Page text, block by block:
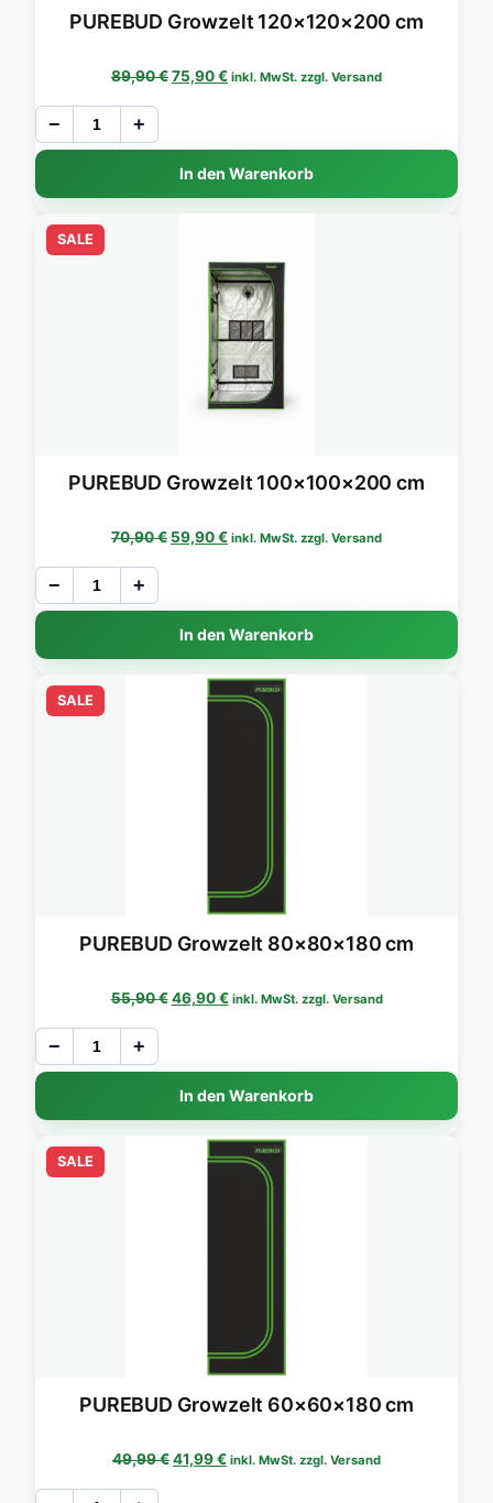
PUREBUD Growzelt 120×120×200 cm
89,90€Ursprünglicher Preis war: 89,90 €
75,90€Aktueller Preis ist: 75,90 €.
inkl. MwSt. zzgl. Versand
− +
In den Warenkorb
SALE
PUREBUD Growzelt 100×100×200 cm
70,90€ Ursprünglicher Preis war: 70,90 €
59,90€Aktueller Preis ist: 59,90 €.
inkl. MwSt. zzgl. Versand
− +
In den Warenkorb
SALE
PUREBUD Growzelt 80×80×180 cm
55,90€ Ursprünglicher Preis war: 55,90 €
46,90€Aktueller Preis ist: 46,90 €.
inkl. MwSt. zzgl. Versand
− +
In den Warenkorb
SALE
PUREBUD Growzelt 60×60×180 cm
49,99€Ursprünglicher Preis war: 49,99 €
41,99€Aktueller Preis ist: 41,99 €.
inkl. MwSt. zzgl. Versand